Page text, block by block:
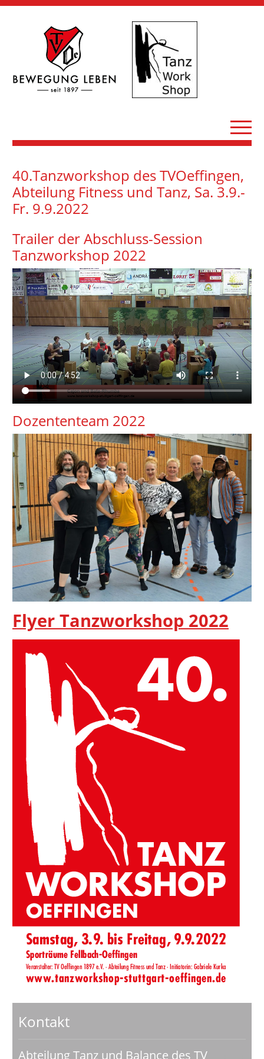
40.Tanzworkshop des TVOeffingen,
Abteilung Fitness und Tanz, Sa. 3.9.-
Fr. 9.9.2022
Trailer der Abschluss-Session
Tanzworkshop 2022
Dozententeam 2022
Flyer Tanzworkshop 2022
Kontakt
Abteilung Tanz und Balance des TV